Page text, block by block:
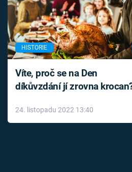
HISTORIE
Víte, proč se na Den
díkůvzdání jí zrovna
24. listopadu 2022 13:40